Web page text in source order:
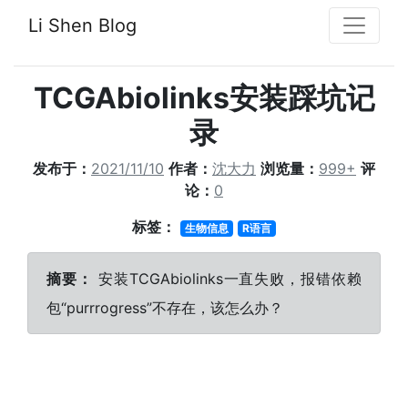
Li Shen Blog
TCGAbiolinks安装踩坑记
录
发布于： 2021/11/10 作者： 沈大力 浏览量： 999+ 评
论： 0
标签：
生物信息 R语言
摘要：
安装TCGAbiolinks一直失败，报错依赖
包“purrrogress”不存在，该怎么办？